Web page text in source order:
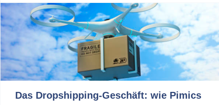
Das Dropshipping-Geschäft: wie Pimics